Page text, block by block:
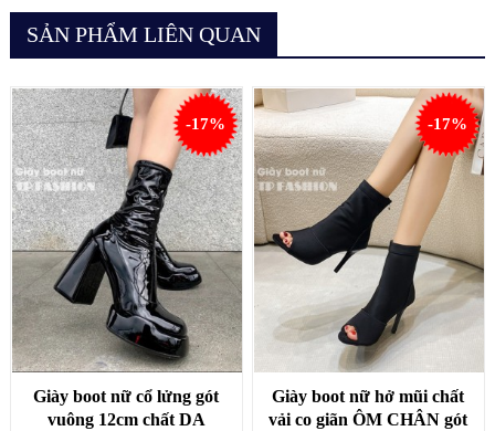
SẢN PHẨM LIÊN QUAN
Giày boot nữ cổ lửng gót
vuông 12cm chất DA
-17%
Giày boot nữ hở mũi chất
vải co giãn ÔM CHÂN gót
-17%